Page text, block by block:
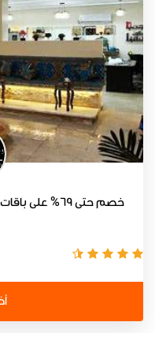
خصم حتى 69%